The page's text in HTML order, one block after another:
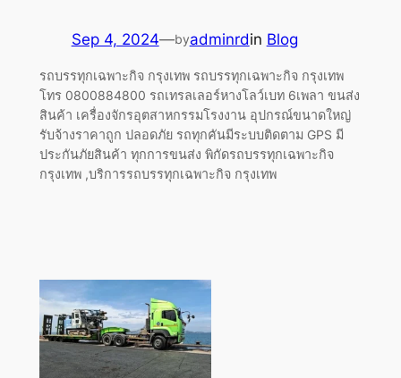
Sep 4, 2024—byadminrdin Blog
รถบรรทุกเฉพาะกิจ กรุงเทพ รถบรรทุกเฉพาะกิจ กรุงเทพ
โทร 0800884800 รถเทรลเลอร์หางโลว์เบท 6เพลา ขนส่ง
สินค้า เครื่องจักรอุตสาหกรรมโรงงาน อุปกรณ์ขนาดใหญ่
รับจ้างราคาถูก ปลอดภัย รถทุกคันมีระบบติดตาม GPS มี
ประกันภัยสินค้า ทุกการขนส่ง พิกัดรถบรรทุกเฉพาะกิจ
กรุงเทพ ,บริการรถบรรทุกเฉพาะกิจ กรุงเทพ